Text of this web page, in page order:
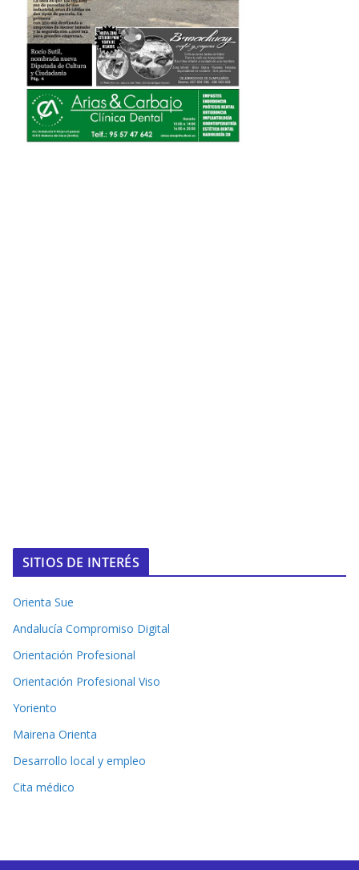
SITIOS DE INTERÉS
Orienta Sue
Andalucía Compromiso Digital
Orientación Profesional
Orientación Profesional Viso
Yoriento
Mairena Orienta
Desarrollo local y empleo
Cita médico